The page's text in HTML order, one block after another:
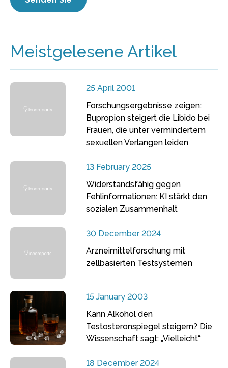
Meistgelesene Artikel
25 April 2001
Forschungsergebnisse zeigen:
Bupropion steigert die Libido bei
Frauen, die unter vermindertem
sexuellen Verlangen leiden
13 February 2025
Widerstandsfähig gegen
Fehlinformationen: KI stärkt den
sozialen Zusammenhalt
30 December 2024
Arzneimittelforschung mit
zellbasierten Testsystemen
15 January 2003
Kann Alkohol den
Testosteronspiegel steigern? Die
Wissenschaft sagt: „Vielleicht“
18 December 2024